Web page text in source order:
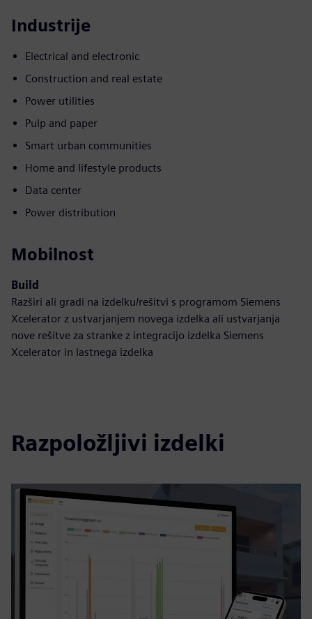
Industrije
Electrical and electronic
Construction and real estate
Power utilities
Pulp and paper
Smart urban communities
Home and lifestyle products
Data center
Power distribution
Mobilnost
Build
Razširi ali gradi na izdelku/rešitvi s programom Siemens
Xcelerator z ustvarjanjem novega izdelka ali ustvarjanja
nove rešitve za stranke z integracijo izdelka Siemens
Xcelerator in lastnega izdelka
Razpoložljivi izdelki